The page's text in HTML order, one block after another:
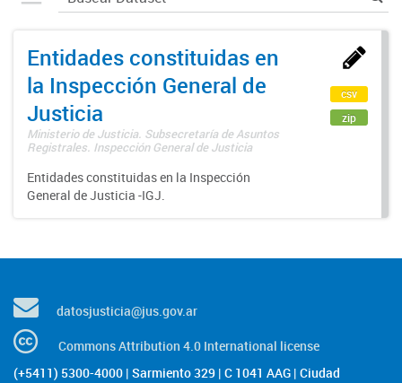
Entidades constituidas en
la Inspección General de
Justicia
Ministerio de Justicia. Subsecretaría de Asuntos
Registrales. Inspección General de Justicia
Entidades constituidas en la Inspección
General de Justicia -IGJ.
csv
zip
datosjusticia@jus.gov.ar
Commons Attribution 4.0 International license
(+5411) 5300-4000 | Sarmiento 329 | C 1041 AAG | Ciudad